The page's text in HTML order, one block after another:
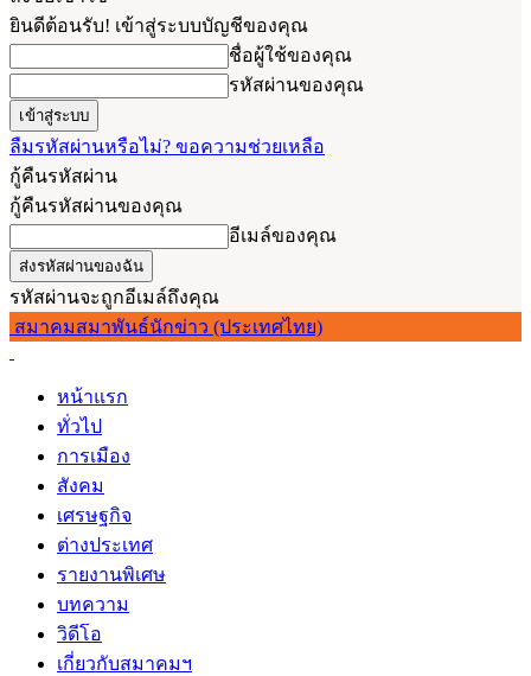
ยินดีต้อนรับ! เข้าสู่ระบบบัญชีของคุณ
ชื่อผู้ใช้ของคุณ
รหัสผ่านของคุณ
ลืมรหัสผ่านหรือไม่? ขอความช่วยเหลือ
กู้คืนรหัสผ่าน
กู้คืนรหัสผ่านของคุณ
อีเมล์ของคุณ
รหัสผ่านจะถูกอีเมล์ถึงคุณ
สมาคมสมาพันธ์นักข่าว (ประเทศไทย)
หน้าแรก
ทั่วไป
การเมือง
สังคม
เศรษฐกิจ
ต่างประเทศ
รายงานพิเศษ
บทความ
วิดีโอ
เกี่ยวกับสมาคมฯ